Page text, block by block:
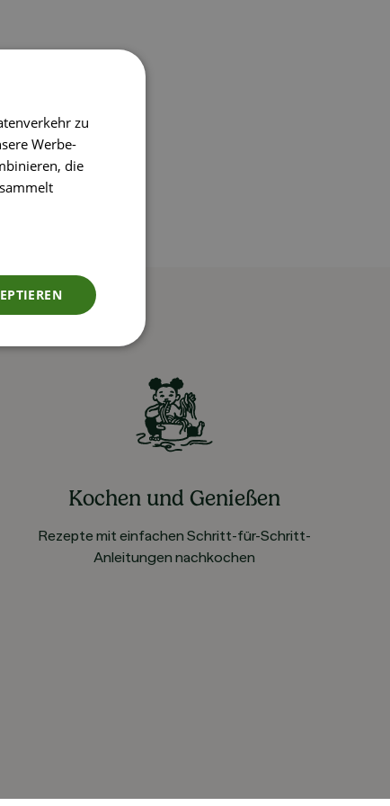
Kochen und Genießen
Rezepte mit einfachen Schritt-für-Schritt-
Anleitungen nachkochen
zu
Werbe-
die